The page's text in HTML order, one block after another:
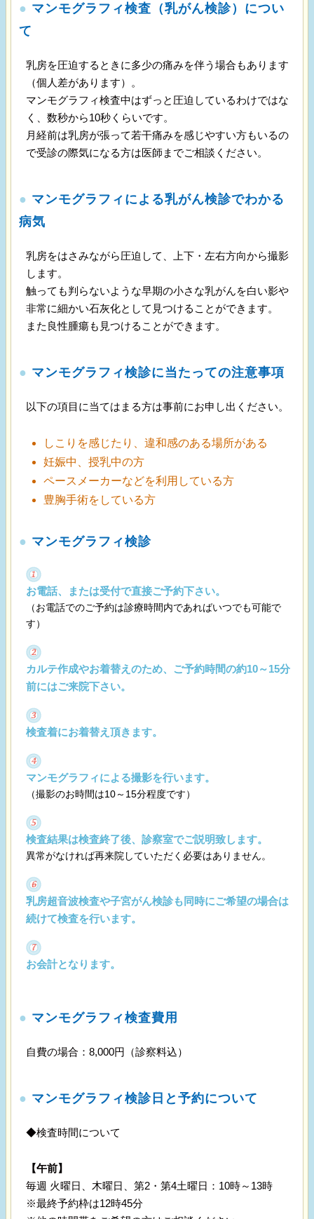
● マンモグラフィ検査（乳がん検診）につい
て
乳房を圧迫するときに多少の痛みを伴う場合もあります
（個人差があります）。
マンモグラフィ検査中はずっと圧迫しているわけではな
く、数秒から10秒くらいです。
月経前は乳房が張って若干痛みを感じやすい方もいるの
で受診の際気になる方は医師までご相談ください。
● マンモグラフィによる乳がん検診でわかる
病気
乳房をはさみながら圧迫して、上下・左右方向から撮影
します。
触っても判らないような早期の小さな乳がんを白い影や
非常に細かい石灰化として見つけることができます。
また良性腫瘍も見つけることができます。
● マンモグラフィ検診に当たっての注意事項
以下の項目に当てはまる方は事前にお申し出ください。
しこりを感じたり、違和感のある場所がある
妊娠中、授乳中の方
ペースメーカーなどを利用している方
豊胸手術をしている方
● マンモグラフィ検診
お電話、または受付で直接ご予約下さい。
（お電話でのご予約は診療時間内であればいつでも可能で
す）
カルテ作成やお着替えのため、ご予約時間の約10～15分
前にはご来院下さい。
検査着にお着替え頂きます。
マンモグラフィによる撮影を行います。
（撮影のお時間は10～15分程度です）
検査結果は検査終了後、診察室でご説明致します。
異常がなければ再来院していただく必要はありません。
乳房超音波検査や子宮がん検診も同時にご希望の場合は
続けて検査を行います。
お会計となります。
● マンモグラフィ検査費用
自費の場合：8,000円（診察料込）
● マンモグラフィ検診日と予約について
◆検査時間について
【午前】
毎週 火曜日、木曜日、第2・第4土曜日：10時～13時
※最終予約枠は12時45分